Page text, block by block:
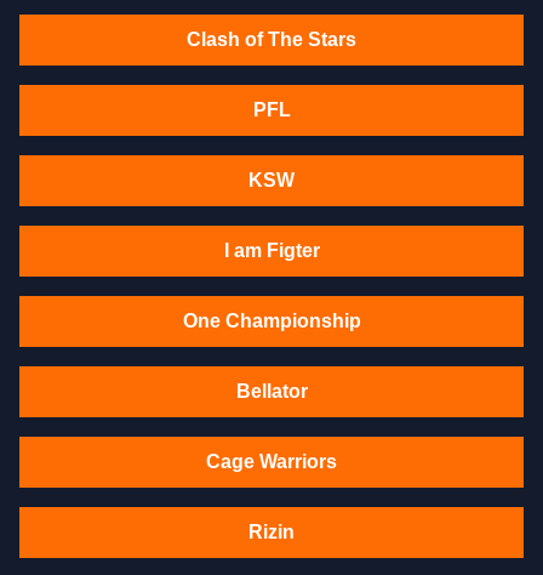
Clash of The Stars
PFL
KSW
I am Figter
One Championship
Bellator
Cage Warriors
Rizin